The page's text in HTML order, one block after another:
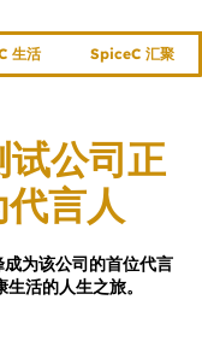
生活 SpiceC 汇聚
试公司正
言人
为该公司的首位代言
活的人生之旅。